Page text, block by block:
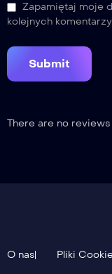
Zapamiętaj moje
kolejnych komentarzy.
There are no reviews
O nas Pliki